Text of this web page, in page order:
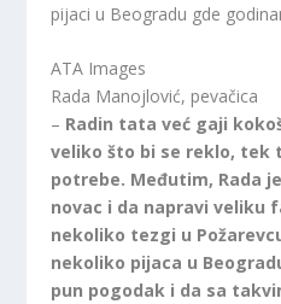
pijaci u Beogradu gde
ATA Images
Rada Manojlović, pevačica
– Radin tata već gaji
veliko što bi se reklo, tek
potrebe. Međutim, Rada
novac i da napravi veliku
nekoliko tezgi u
nekoliko pijaca u
pun pogodak i da sa